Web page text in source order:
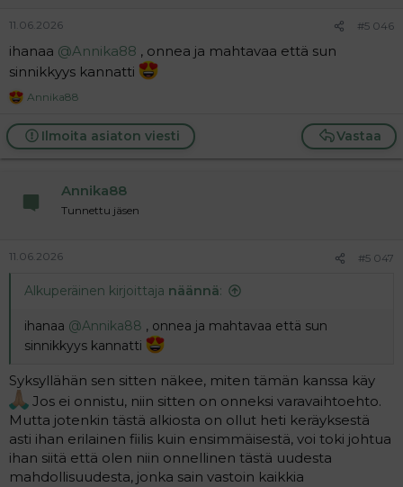
11.06.2026 #5 046
ihanaa @Annika88 , onnea ja mahtavaa että sun
sinnikkyys kannatti
R
a
c
t
Annika88
Vastaa
Ilmoita asiaton viesti
Annika88
Tunnettu jäsen
11.06.2026 #5 047
Alkuperäinen kirjoittaja näännä:
ihanaa @Annika88 , onnea ja mahtavaa että sun
sinnikkyys kannatti
Syksyllähän sen sitten näkee, miten tämän kanssa käy
Jos ei onnistu, niin sitten on onneksi varavaihtoehto.
Mutta jotenkin tästä alkiosta on ollut heti keräyksestä
asti ihan erilainen fiilis kuin ensimmäisestä, voi toki johtua
ihan siitä että olen niin onnellinen tästä uudesta
mahdollisuudesta, jonka sain vastoin kaikkia